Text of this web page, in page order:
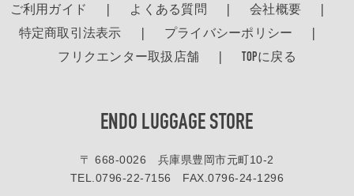
ご利用ガイド よくある質問
会社概要
特定商取引法表示
プライバシーポリシー
フリクエンター取扱店舗
TOPに戻る
ENDO LUGGAGE STORE
〒 668-0026 兵庫県豊岡市元町10-2
TEL. 0796-22-7156 FAX.0796-24-1296